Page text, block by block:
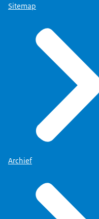
Sitemap
Archief